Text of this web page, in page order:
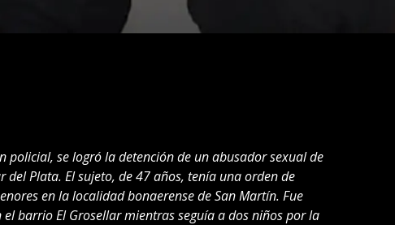
policial, se logró la detención de un abusador sexual de
del Plata. El sujeto, de 47 años, tenía una orden de
en la localidad bonaerense de San Martín. Fue
barrio El Grosellar mientras seguía a dos niños por la